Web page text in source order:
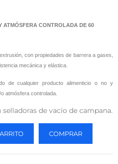
ATMÓSFERA CONTROLADA DE 60
con propiedades de barrera a gases,
mecánica y elástica.
de cualquier producto alimenticio o no y
atmósfera controlada.
de vacío de campana.
COMPRAR